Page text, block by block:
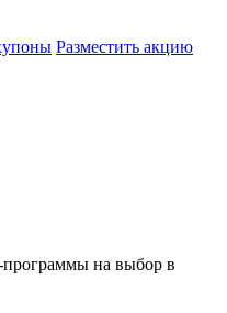
Разместить акцию
на выбор в